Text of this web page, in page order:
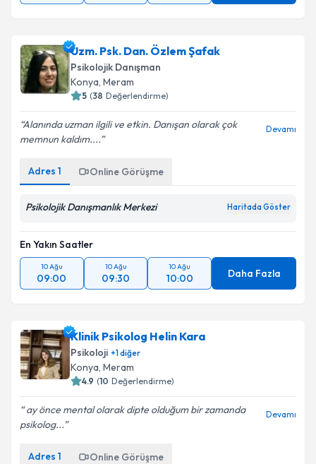
Uzm. Psk. Dan. Özlem Şafak
Psikolojik Danışman
Konya, Meram
5 (38 Değerlendirme)
Alanında uzman ilgili ve etkin. Danışan olarak çok
memnun kaldım....
Devamı
Adres 1 Online Görüşme
Psikolojik Danışmanlık Merkezi Haritada Göster
En Yakın Saatler
10 Ağu
09:00
10 Ağu
09:30
10 Ağu
10:00 Daha Fazla
Klinik Psikolog Helin Kara
Psikoloji +1diğer
Konya, Meram
4.9 (10 Değerlendirme)
ay önce mental olarak dipte olduğum bir zamanda
psikolog...
Devamı
Adres 1 Online Görüşme